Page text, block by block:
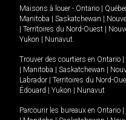
Maisons à louer - Ontario
Manitoba
Saskatchewan
Territoires du Nord-Ouest
Yukon
Nunavut.
Trouver des courtiers en Ontario
Manitoba Saskatchewan
Labrador
Territoires du Nord-
Édouard
Yukon Nunavut
Parcourir les bureaux en Ontario